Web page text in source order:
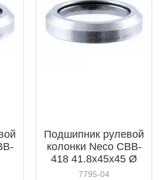
Подшипник рулевой
колонки Neco CBB-
418 41.8x45x45 Ø
41.8 мм (883183)
7795-04